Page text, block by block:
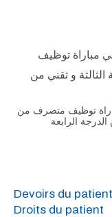
مباراة توظيف
و تقني من
توظيف متصرف من
الرابعة
Devoirs du patient
Droits du patient